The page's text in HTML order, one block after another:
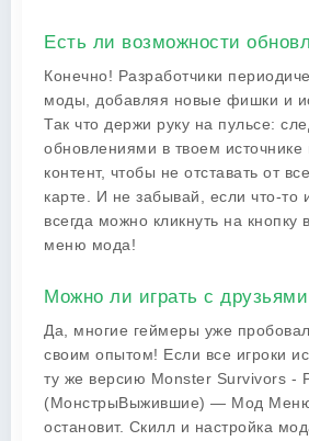
Есть ли возможности
Конечно! Разработчики
моды, добавляя новые фишки и
Так что держи руку на пульсе:
обновлениями в твоем
контент, чтобы не отставать от
карте. И не забывай, если что-то
всегда можно кликнуть на кнопку
меню мода!
Можно ли играть с
Да, многие геймеры уже
своим опытом! Если все игроки
ту же версию Monster Survivors -
(МонстрыВыжившие) — Мод
остановит. Скилл и настройка